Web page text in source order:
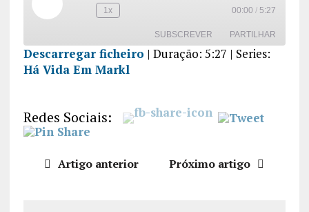
1x 00:00 / 5:27
SUBSCREVER PARTILHAR
PARTILHA
INCORPO
RAR
Descarregar ficheiro | Duração: 5:27 | Series:
Há Vida Em Markl
Redes Sociais:
Artigo anterior Próximo artigo